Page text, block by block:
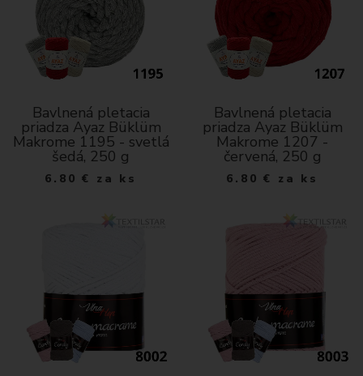
Bavlnená pletacia
priadza Ayaz Büklüm
Makrome 1195 - svetlá
šedá, 250 g
6.80 € za ks
Bavlnená pletacia
priadza Ayaz Büklüm
Makrome 1207 -
červená, 250 g
6.80 € za ks